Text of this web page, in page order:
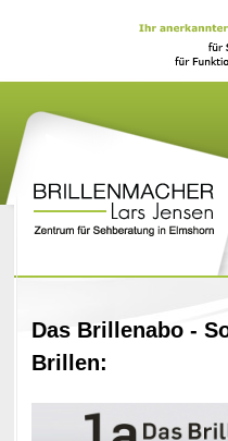
Das Brillenabo -
Brillen: